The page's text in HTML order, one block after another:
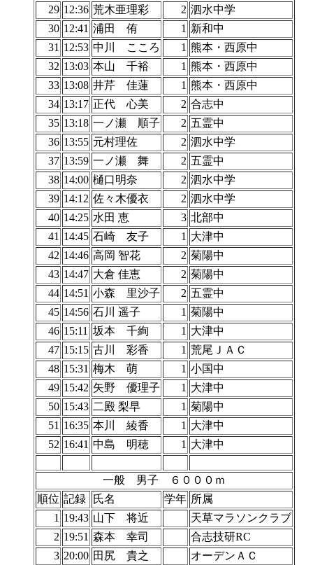
29 12:36 荒木亜理彩 2 泗水中学
30 12:41 浦田 侑 1 新和中
31 12:53 中川 こころ 1 熊本・西原中
32 13:03 本山 千裕 1 熊本・西原中
33 13:08 井芹 佳蓮 1 熊本・西原中
34 13:17 正代 心美 2 合志中
35 13:18 一ノ瀬 順子 2 五霊中
36 13:55 元村理佐 2 泗水中学
37 13:59 一ノ瀬 舞 2 五霊中
38 14:00 樋口明奈 2 泗水中学
39 14:12 佐々木優衣 2 泗水中学
40 14:25 水田 恵 3 北部中
41 14:45 石崎 友子 1 大津中
42 14:46 高岡 智花 2 菊陽中
43 14:47 大倉 佳恵 2 菊陽中
44 14:51 小森 里沙子 2 五霊中
45 14:56 石川 遥子 1 菊陽中
46 15:11 坂本 千絢 1 大津中
47 15:15 古川 彩香 1 荒尾ＪＡＣ
48 15:31 梅木 萌 1 小国中
49 15:42 矢野 優理子 1 大津中
50 15:43 二殿 梨早 1 菊陽中
51 16:35 本川 綾香 1 大津中
52 16:41 中島 明穂 1 大津中
一般 男子 ６０００ｍ
順位 記録 氏名 学年 所属
1 19:43 山下 将近
天草マラソンクラブ
2 19:51 森本 幸司
合志技研RC
3 20:00 田尻 貴之
オーデンＡＣ